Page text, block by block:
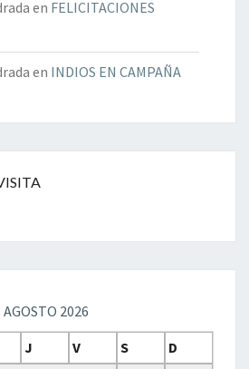
en FELICITACIONES
en INDIOS EN CAMPAÑA
AGOSTO 2026
J V S
D